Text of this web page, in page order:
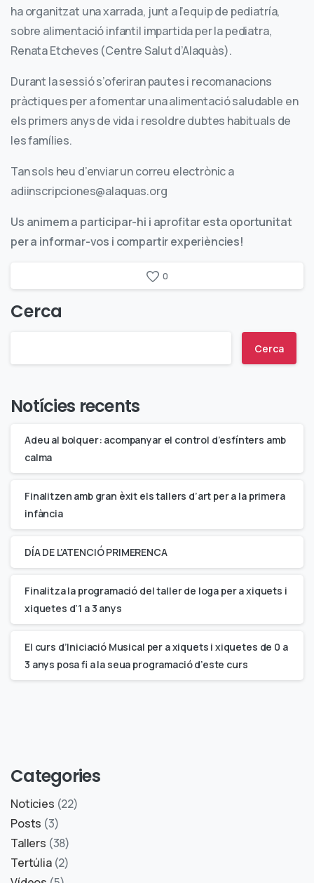
ha organitzat una xarrada, junt a l’equip de pediatría,
sobre alimentació infantil impartida per la pediatra,
Renata Etcheves (Centre Salut d’Alaquàs).
Durant la sessió s’oferiran pautes i recomanacions
pràctiques per a fomentar una alimentació saludable en
els primers anys de vida i resoldre dubtes habituals de
les famílies.
Tan sols heu d’enviar un correu electrònic a
adiinscripciones@alaquas.org
Us animem a participar-hi i aprofitar esta oportunitat
per a informar-vos i compartir experiències!
0
Cerca
Cerca
Notícies recents
Adeu al bolquer: acompanyar el control d’esfínters amb
calma
Finalitzen amb gran èxit els tallers d’art per a la primera
infància
DÍA DE L’ATENCIÓ PRIMERENCA
Finalitza la programació del taller de Ioga per a xiquets i
xiquetes d’1 a 3 anys
El curs d’Iniciació Musical per a xiquets i xiquetes de 0 a
3 anys posa fi a la seua programació d’este curs
Categories
Noticies (22)
Posts (3)
Tallers (38)
Tertúlia(2)